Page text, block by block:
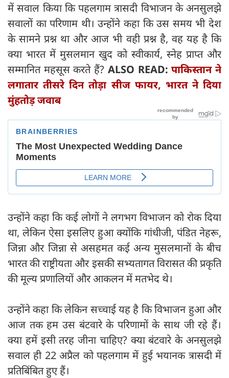
में सवाल किया कि पहलगाम त्रासदी विभाजन के अनसुलझे
सवालों का परिणाम थी। उन्होंने कहा कि उस समय भी देश
के सामने प्रश्न था और आज भी वही प्रश्न है, वह यह है कि
क्या भारत में मुसलमान खुद को स्वीकार्य, स्नेह प्राप्त और
सम्मानित महसूस करते हैं? ALSO READ:पाकिस्तान ने
लगातार तीसरे दिन तोड़ा सीज फायर, भारत ने दिया
मुंहतोड़ जवाब
उन्होंने कहा कि कई लोगों ने लगभग विभाजन को रोक दिया
था, लेकिन ऐसा इसलिए हुआ क्योंकि गांधीजी, पंडित नेहरू,
जिन्ना और जिन्ना से असहमत कई अन्य मुसलमानों के बीच
भारत की राष्ट्रीयता और इसकी सभ्यतागत विरासत की प्रकृति
की मूल्य प्रणालियों और आकलन में मतभेद थे।
उन्होंने कहा कि लेकिन सच्चाई यह है कि विभाजन हुआ और
आज तक हम उस बंटवारे के परिणामों के साथ जी रहे हैं।
क्या हमें इसी तरह जीना चाहिए? क्या बंटवारे के अनसुलझे
सवाल ही 22 अप्रैल को पहलगाम में हुई भयानक त्रासदी में
प्रतिबिंबित हुए हैं।